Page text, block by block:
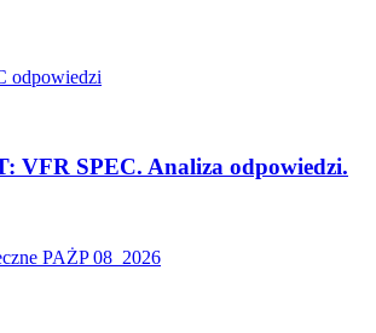
VFR SPEC. Analiza odpowiedzi.